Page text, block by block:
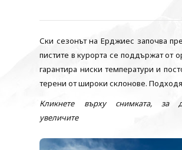
Ски сезонът на Ерджиес започва
пистите в курорта се поддържат от
гарантира ниски температури и
терени от широки склонове.
Кликнете върху снимката, за
увеличите